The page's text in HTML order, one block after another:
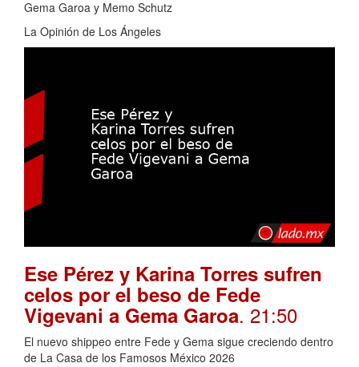
Gema Garoa y Memo Schutz
La Opinión de Los Ángeles
Ese Pérez y Karina Torres sufren
celos por el beso de Fede
Vigevani a Gema Garoa. 21:50
El nuevo shippeo entre Fede y Gema sigue creciendo dentro
de La Casa de los Famosos México 2026